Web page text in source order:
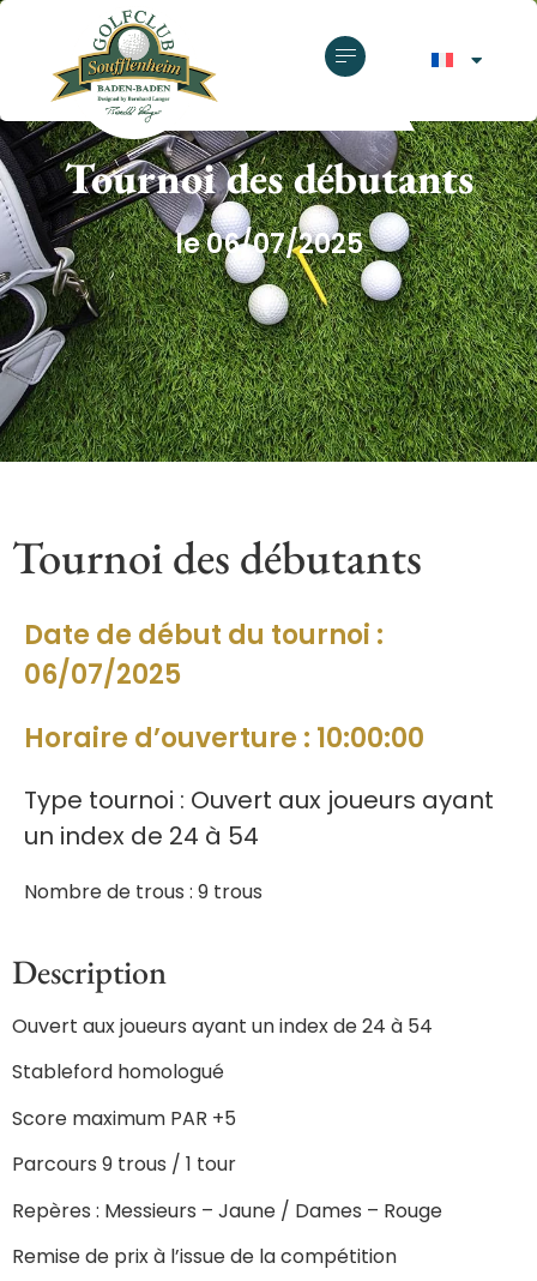
GOLF CLUB SOUFFLENHEIM
Tournoi des débutants
le 06/07/2025
Tournoi des débutants
Date de début du tournoi :
06/07/2025
Horaire d’ouverture : 10:00:00
Type tournoi : Ouvert aux joueurs ayant
un index de 24 à 54
Nombre de trous : 9 trous
Description
Ouvert aux joueurs ayant un index de 24 à 54
Stableford homologué
Score maximum PAR +5
Parcours 9 trous / 1 tour
Repères : Messieurs – Jaune / Dames – Rouge
Remise de prix à l’issue de la compétition